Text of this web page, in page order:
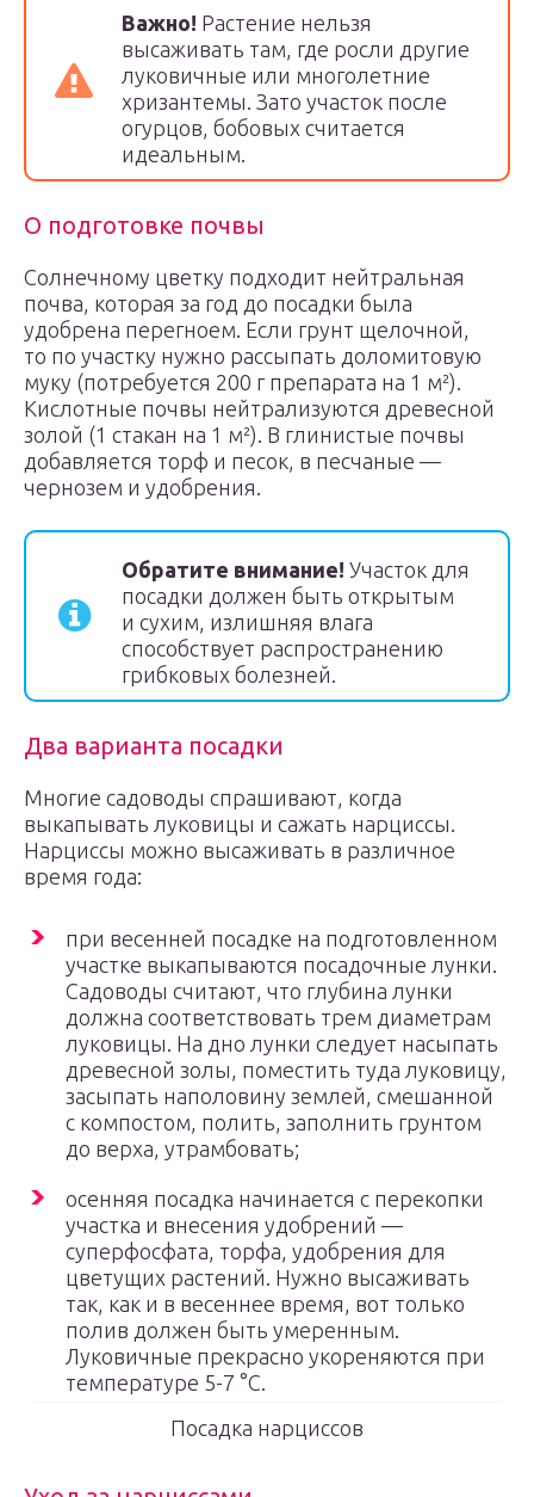
Важно! Растение нельзя
высаживать там, где росли другие
луковичные или многолетние
хризантемы. Зато участок после
огурцов, бобовых считается
идеальным.
О подготовке почвы
Солнечному цветку подходит нейтральная
почва, которая за год до посадки была
удобрена перегноем. Если грунт щелочной,
то по участку нужно рассыпать доломитовую
муку (потребуется 200 г препарата на 1 м²).
Кислотные почвы нейтрализуются древесной
золой (1 стакан на 1 м²). В глинистые почвы
добавляется торф и песок, в песчаные —
чернозем и удобрения.
Обратите внимание! Участок для
посадки должен быть открытым
и сухим, излишняя влага
способствует распространению
грибковых болезней.
Два варианта посадки
Многие садоводы спрашивают, когда
выкапывать луковицы и сажать нарциссы.
Нарциссы можно высаживать в различное
время года:
при весенней посадке на подготовленном
участке выкапываются посадочные лунки.
Садоводы считают, что глубина лунки
должна соответствовать трем диаметрам
луковицы. На дно лунки следует насыпать
древесной золы, поместить туда луковицу,
засыпать наполовину землей, смешанной
с компостом, полить, заполнить грунтом
до верха, утрамбовать;
осенняя посадка начинается с перекопки
участка и внесения удобрений —
суперфосфата, торфа, удобрения для
цветущих растений. Нужно высаживать
так, как и в весеннее время, вот только
полив должен быть умеренным.
Луковичные прекрасно укореняются при
температуре 5-7 °С.
Посадка нарциссов